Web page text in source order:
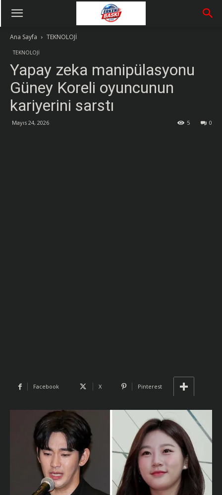
Ana Sayfa TEKNOLOJİ
TEKNOLOJİ
Yapay zeka manipülasyonu
Güney Koreli oyuncunun
kariyerini sarstı
Mayıs 24, 2026 0
5
Facebook X Pinterest